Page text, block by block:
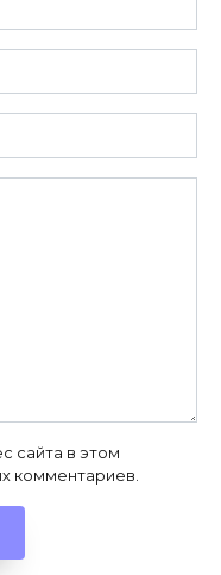
сайта в этом
комментариев.